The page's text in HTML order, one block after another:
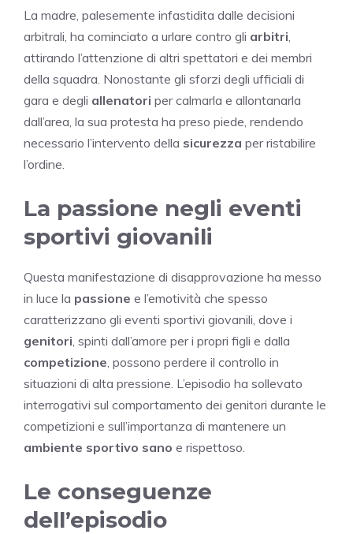
La madre, palesemente infastidita dalle decisioni
arbitrali, ha cominciato a urlare contro gli arbitri
attirando l’attenzione di altri spettatori e dei membri
della squadra. Nonostante gli sforzi degli ufficiali di
gara e degli allenatori per calmarla e allontanarla
dall’area, la sua protesta ha preso piede, rendendo
necessario l’intervento della sicurezza per ristabilire
l’ordine.
La passione negli eventi
sportivi giovanili
Questa manifestazione di disapprovazione ha messo
in luce la passione e l’emotività che spesso
caratterizzano gli eventi sportivi giovanili, dove i
genitori , spinti dall’amore per i propri figli e dalla
competizione , possono perdere il controllo in
situazioni di alta pressione. L’episodio ha sollevato
interrogativi sul comportamento dei genitori durante le
competizioni e sull’importanza di mantenere un
ambiente sportivo sano e rispettoso.
Le conseguenze
dell’episodio